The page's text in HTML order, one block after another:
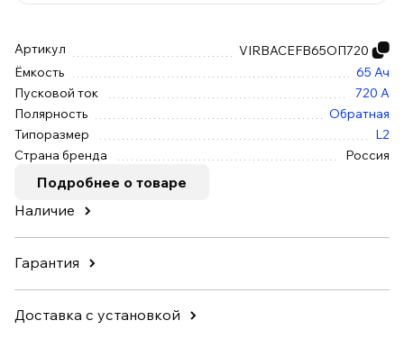
Артикул
VIRBACEFB65ОП720
Ёмкость
65 Ач
Пусковой ток
720 А
Полярность
Обратная
Типоразмер
L2
Страна бренда
Россия
Подробнее о товаре
Наличие
Гарантия
Доставка с установкой